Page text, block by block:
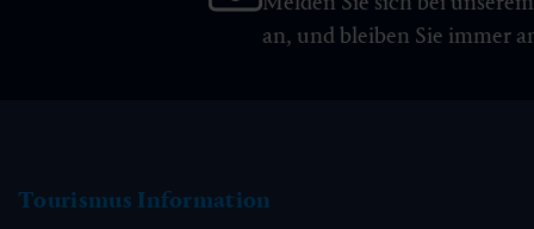
an, und bleiben Sie immer
Tourismus Information